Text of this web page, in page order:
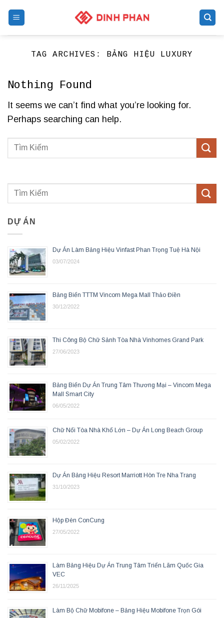
TAG ARCHIVES: BẢNG HIỆU LUXURY
Nothing Found
It seems we can’t find what you’re looking for.
Perhaps searching can help.
DỰ ÁN
Dự Án Làm Bảng Hiệu Vinfast Phan Trọng Tuệ Hà Nội
03/07/2024
Bảng Biển TTTM Vincom Mega Mall Thảo Điền
30/12/2022
Thi Công Bộ Chữ Sảnh Tòa Nhà Vinhomes Grand Park
27/06/2023
Bảng Biển Dự Án Trung Tâm Thương Mại – Vincom Mega
Mall Smart City
06/05/2022
Chữ Nổi Tòa Nhà Khổ Lớn – Dự Án Long Beach Group
05/02/2022
Dự Án Bảng Hiệu Resort Marriott Hòn Tre Nha Trang
31/10/2023
Hộp Đèn ConCung
27/05/2022
Làm Bảng Hiệu Dự Án Trung Tâm Triển Lãm Quốc Gia
VEC
26/11/2025
Làm Bộ Chữ Mobifone – Bảng Hiệu Mobifone Trọn Gói